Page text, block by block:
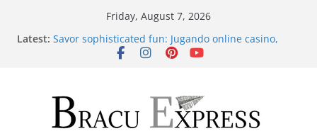
Friday, August 7, 2026
Latest: Savor sophisticated fun: Jugando online casino,
your pleasure guaranteed
распространённее
Самые необычные увлечения со всего мира
Casino On-line for Novices: Entertainments, Profiles